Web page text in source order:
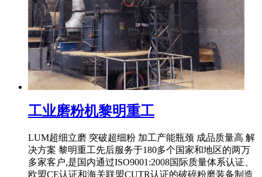
工业磨粉机黎明重工
LUM超细立磨 突破超细粉 加工产能瓶颈 成品质量高 解
决方案 黎明重工先后服务于180多个国家和地区的两万
多家客户,是国内通过ISO9001:2008国际质量体系认证、
欧盟CE认证和海关联盟CUTR认证的破碎粉磨装备制造